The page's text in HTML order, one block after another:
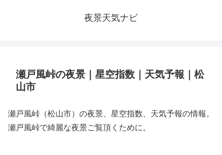
夜景天気ナビ
瀬戸風峠の夜景｜星空指数｜天気予報｜松
山市
瀬戸風峠（松山市）の夜景、星空指数、天気予報の情報。
瀬戸風峠で綺麗な夜景ご覧頂くために。